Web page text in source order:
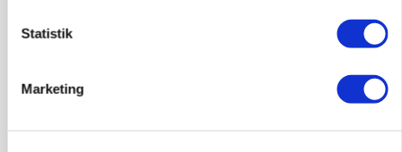
Statistik
Marketing
POLITIK
Folketinget behandler ny gødskningslov: Sådan
Loading...